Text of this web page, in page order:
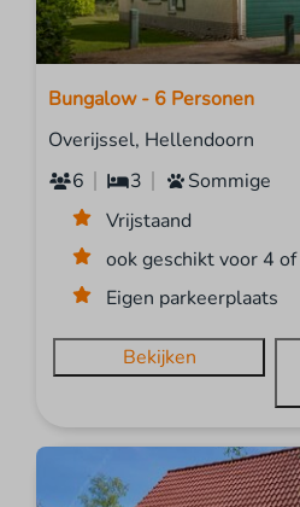
Bungalow - 6 Personen
Overijssel, Hellendoorn
6
3
Sommige
Vrijstaand
ook geschikt voor 4
Eigen parkeerplaats
Bekijken